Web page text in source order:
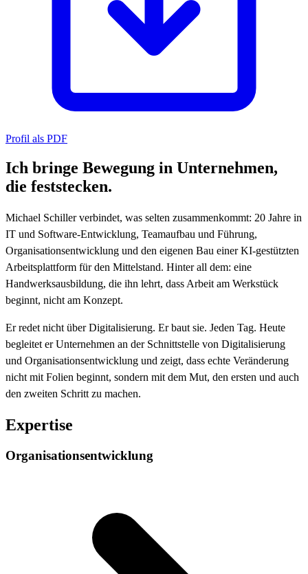
Profil als PDF
Ich bringe Bewegung in Unternehmen,
die feststecken.
Michael Schiller verbindet, was selten zusammenkommt: 20 Jahre in
IT und Software-Entwicklung, Teamaufbau und Führung,
Organisationsentwicklung und den eigenen Bau einer KI-gestützten
Arbeitsplattform für den Mittelstand. Hinter all dem: eine
Handwerksausbildung, die ihn lehrt, dass Arbeit am Werkstück
beginnt, nicht am Konzept.
Er redet nicht über Digitalisierung. Er baut sie. Jeden Tag. Heute
begleitet er Unternehmen an der Schnittstelle von Digitalisierung
und Organisationsentwicklung und zeigt, dass echte Veränderung
nicht mit Folien beginnt, sondern mit dem Mut, den ersten und auch
den zweiten Schritt zu machen.
Expertise
Organisationsentwicklung